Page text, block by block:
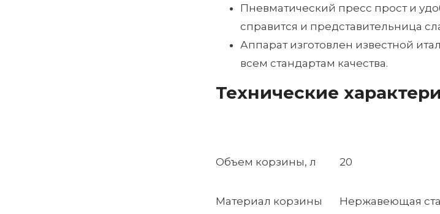
Пневматический пресс прост и
справится и представительница
Аппарат изготовлен известной
всем стандартам качества.
Технические
Объем корзины, л 20
Материал корзины Нержавеющая